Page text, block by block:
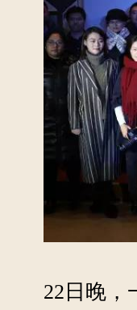
22 日晚，